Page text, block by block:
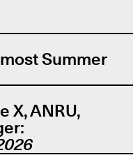
Summer
X, ANRU,